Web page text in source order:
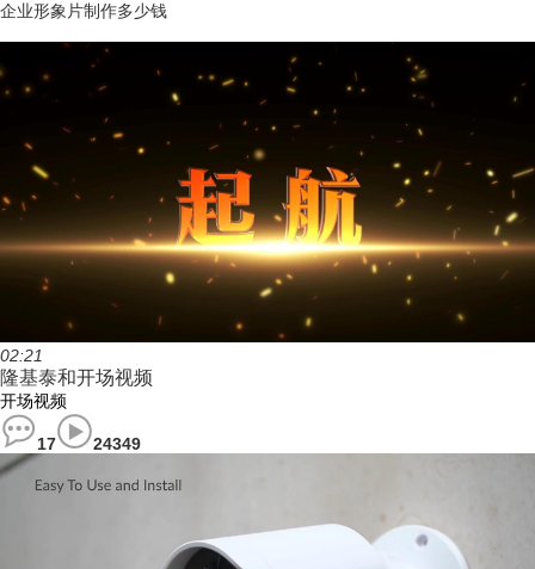
企业形象片制作多少钱
02:21
隆基泰和开场视频
开场视频
17 24349